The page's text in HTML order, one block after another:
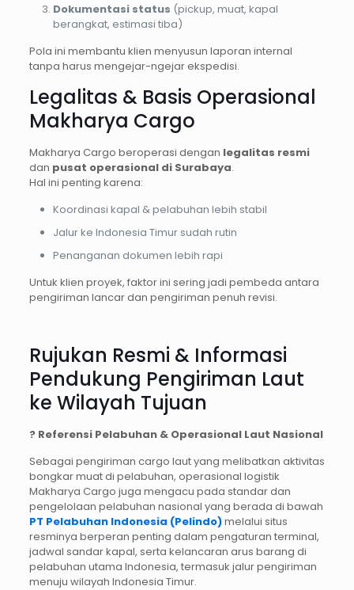
Dokumentasi status (pickup, muat, kapal
berangkat, estimasi tiba)
Pola ini membantu klien menyusun laporan internal
tanpa harus mengejar-ngejar ekspedisi.
Legalitas & Basis Operasional
Makharya Cargo
Makharya Cargo beroperasi dengan legalitas resmi
dan pusat operasional di Surabaya.
Hal ini penting karena:
Koordinasi kapal & pelabuhan lebih stabil
Jalur ke Indonesia Timur sudah rutin
Penanganan dokumen lebih rapi
Untuk klien proyek, faktor ini sering jadi pembeda antara
pengiriman lancar dan pengiriman penuh revisi.
Rujukan Resmi & Informasi
Pendukung Pengiriman Laut
ke Wilayah Tujuan
? Referensi Pelabuhan & Operasional Laut Nasional
Sebagai pengiriman cargo laut yang melibatkan aktivitas
bongkar muat di pelabuhan, operasional logistik
Makharya Cargo juga mengacu pada standar dan
pengelolaan pelabuhan nasional yang berada di bawah
PT Pelabuhan Indonesia (Pelindo)melalui situs
resminya berperan penting dalam pengaturan terminal,
jadwal sandar kapal, serta kelancaran arus barang di
pelabuhan utama Indonesia, termasuk jalur pengiriman
menuju wilayah Indonesia Timur.